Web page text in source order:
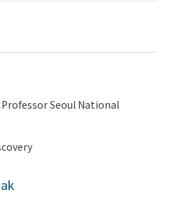
Professor Seoul National